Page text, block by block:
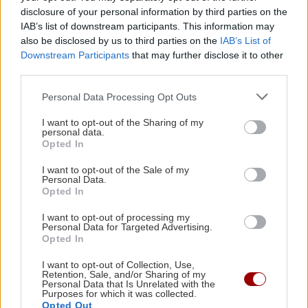
disclosure of your personal information by third parties on the
IAB’s list of downstream participants. This information may
also be disclosed by us to third parties on the IAB’s List of
Downstream Participants that may further disclose it to other
Personal Data Processing Opt Outs
I want to opt-out of the Sharing of my
personal data.
Opted In
I want to opt-out of the Sale of my
Personal Data.
Opted In
I want to opt-out of processing my
Personal Data for Targeted Advertising.
Opted In
I want to opt-out of Collection, Use,
Retention, Sale, and/or Sharing of my
Personal Data that Is Unrelated with the
Purposes for which it was collected.
Opted Out
«πίτμπουλ» και το «μπουλντόγκ» του Έντικ
16:18
ΕΛΛΑΔΑ
Κωνσταντία Δημογλίδου: Προήχθη σε
Αστυνόμο Α'
ΕΛΛΑΔΑ
για τους πνιγμούς μετά τους 284 θανάτους του
2025
GOSSIP - LIFESTYLE
από τις διακοπές τους στην Πάρο
ΠΕΡΙΣΣΟΤΕΡΑ
Τουρνάς: "Είναι μύθος πως έχουμε
λύσει το βιοποριστικό μας πρόβλημα"
Το χωριό στην Ελλάδα που πήρε το
όνομά του επειδή δεν το βλέπει ο